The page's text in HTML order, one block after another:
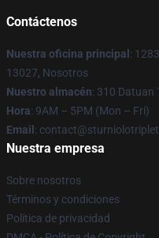
Contáctenos
Nuestra oficina principal :
13027, Nosotros
Nuestro almacén: 310 Datuan
Hora: 9AM – 5PM (Mon – Fri)
Email :
Nuestra empresa
Sobre nosotros
Términos y condiciones
Política de privacidad